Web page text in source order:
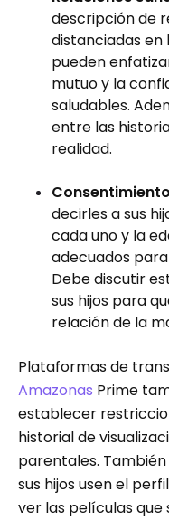
descripción de
distanciadas en
pueden
mutuo y la
saludables.
entre las
realidad.
decirles a sus
cada uno y la
adecuados
Debe discutir
sus hijos para
relación de la
Plataformas de
Amazonas Prime
establecer
historial de
parentales.
sus hijos usen el
ver las películas